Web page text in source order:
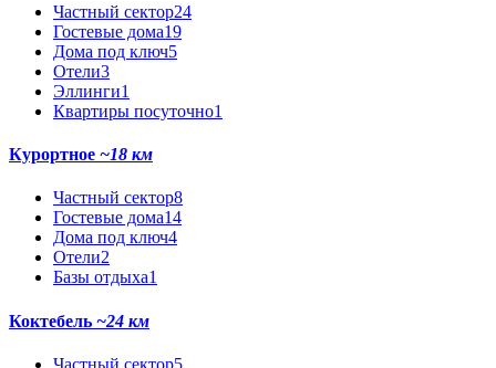
Частный сектор24
Гостевые дома19
Дома под ключ5
Отели3
Эллинги1
Квартиры посуточно1
Курортное ~18 км
Частный сектор8
Гостевые дома14
Дома под ключ4
Отели2
Базы отдыха1
Коктебель ~24 км
Частный сектор5